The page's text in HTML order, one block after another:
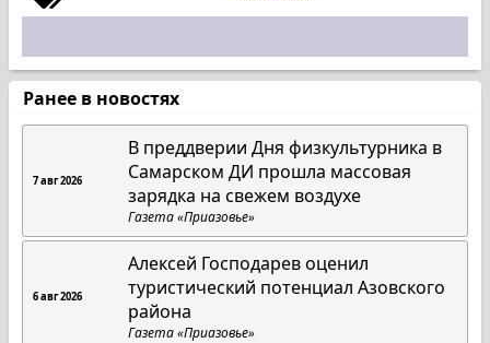
Ранее в новостях
7 авг 2026
В преддверии Дня физкультурника в
Самарском ДИ прошла массовая
зарядка на свежем воздухе
Газета «Приазовье»
6 авг 2026
Алексей Господарев оценил
туристический потенциал Азовского
района
Газета «Приазовье»